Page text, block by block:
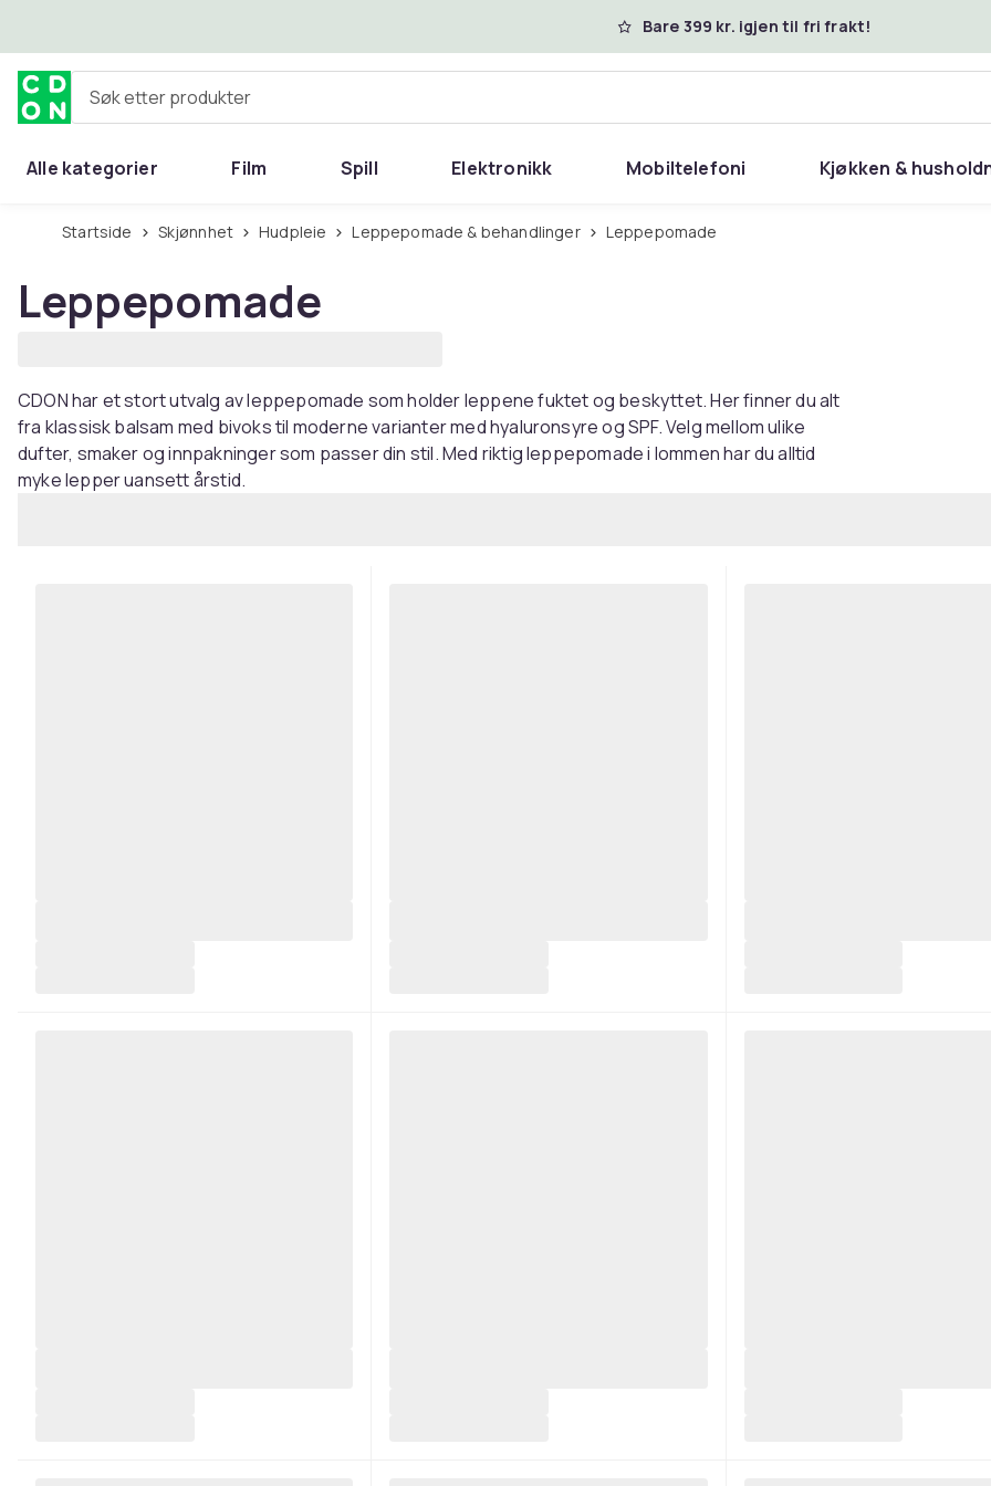
Bare 399 kr. igjen til fri frakt!
Søk etter produkter
Alle kategorier Film Spill Elektronikk Mobiltelefoni Kjøkken &
Startside Skjønnhet Hudpleie Leppepomade & behandlinger Leppepomade
Leppepomade
CDON har et stort utvalg av leppepomade som holder leppene fuktet og beskyttet. Her finner du alt
fra klassisk balsam med bivoks til moderne varianter med hyaluronsyre og SPF. Velg mellom ulike
dufter, smaker og innpakninger som passer din stil. Med riktig leppepomade i lommen har du alltid
myke lepper uansett årstid.